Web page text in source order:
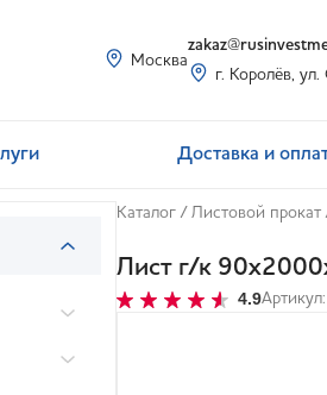
Москва
г. Королёв,
Доставка и
Каталог / Листовой прокат
Лист г/к
4.9